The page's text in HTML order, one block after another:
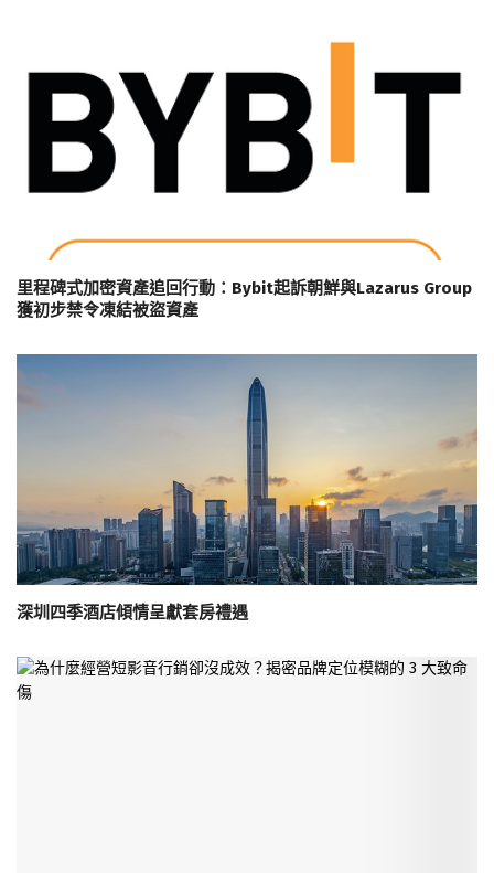
里程碑式加密資產追回行動：Bybit起訴朝鮮與Lazarus Group
獲初步禁令凍結被盜資產
深圳四季酒店傾情呈獻套房禮遇